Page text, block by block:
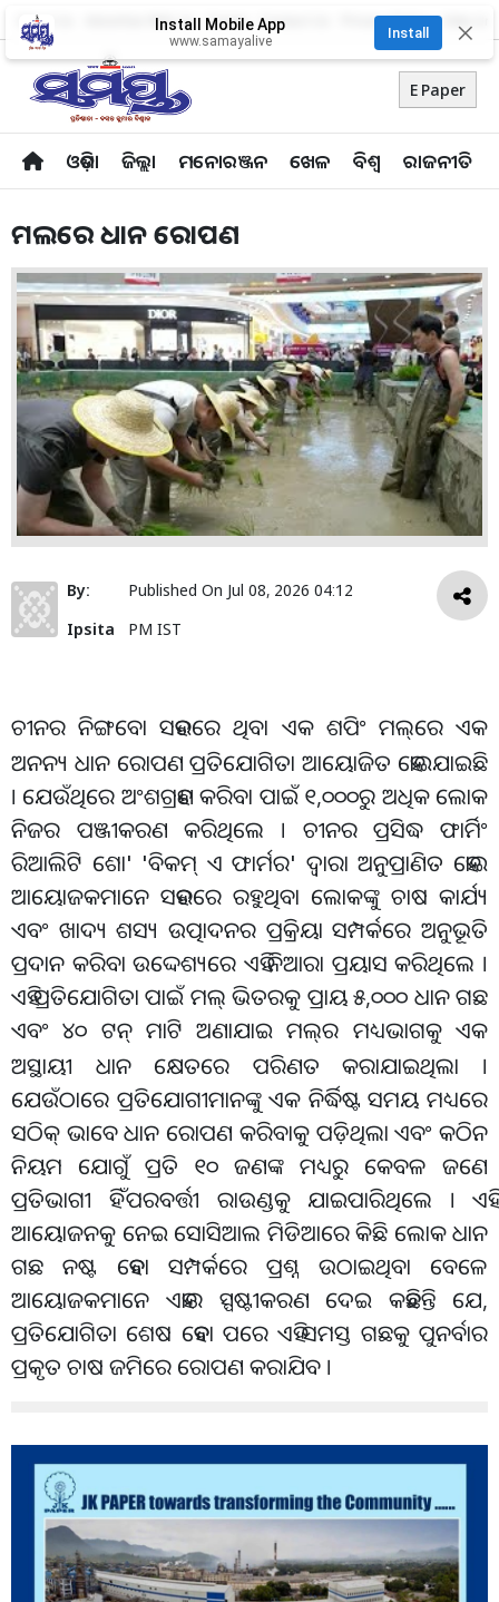
About Us Advertise With Us Career Contact Us Privacy Policy
E Paper
ଓଡ଼ିଶା ଜିଲ୍ଲା ମନୋରଞ୍ଜନ ଖେଳ ବିଶ୍ବ ରାଜନୀତି
Install Mobile App
www.samayalive
Install ✕
ମଲରେ ଧାନ ରୋପଣ
By:
Ipsita
Published On Jul 08, 2026 04:12
PM IST
ଚୀନର ନିଙ୍ଗବୋ ସହରରେ ଥିବା ଏକ ଶପିଂ ମଲ୍ରେ ଏକ
ଅନନ୍ୟ ଧାନ ରୋପଣ ପ୍ରତିଯୋଗିତା ଆୟୋଜିତ ହୋଇଯାଇଛି
। ଯେଉଁଥିରେ ଅଂଶଗ୍ରହଣ କରିବା ପାଇଁ ୧,୦୦୦ରୁ ଅଧିକ ଲୋକ
ନିଜର ପଞ୍ଜୀକରଣ କରିଥିଲେ । ଚୀନର ପ୍ରସିଦ୍ଧ ଫାର୍ମିଂ
ରିଆଲିଟି ଶୋ' 'ବିକମ୍ ଏ ଫାର୍ମର' ଦ୍ୱାରା ଅନୁପ୍ରାଣିତ ହୋଇ
ଆୟୋଜକମାନେ ସହରରେ ରହୁଥିବା ଲୋକଙ୍କୁ ଚାଷ କାର୍ଯ୍ୟ
ଏବଂ ଖାଦ୍ୟ ଶସ୍ୟ ଉତ୍ପାଦନର ପ୍ରକ୍ରିୟା ସମ୍ପର୍କରେ ଅନୁଭୂତି
ପ୍ରଦାନ କରିବା ଉଦ୍ଦେଶ୍ୟରେ ଏହି ନିଆରା ପ୍ରୟାସ କରିଥିଲେ ।
ଏହି ପ୍ରତିଯୋଗିତା ପାଇଁ ମଲ୍ ଭିତରକୁ ପ୍ରାୟ ୫,୦୦୦ ଧାନ ଗଛ
ଏବଂ ୪୦ ଟନ୍ ମାଟି ଅଣାଯାଇ ମଲ୍ର ମଧ୍ୟଭାଗକୁ ଏକ
ଅସ୍ଥାୟୀ ଧାନ କ୍ଷେତରେ ପରିଣତ କରାଯାଇଥିଲା ।
ଯେଉଁଠାରେ ପ୍ରତିଯୋଗୀମାନଙ୍କୁ ଏକ ନିର୍ଦ୍ଧିଷ୍ଟ ସମୟ ମଧ୍ୟରେ
ସଠିକ୍ ଭାବେ ଧାନ ରୋପଣ କରିବାକୁ ପଡ଼ିଥିଲା ଏବଂ କଠିନ
ନିୟମ ଯୋଗୁଁ ପ୍ରତି ୧୦ ଜଣଙ୍କ ମଧ୍ୟରୁ କେବଳ ଜଣେ
ପ୍ରତିଭାଗୀ ହିଁ ପରବର୍ତ୍ତୀ ରାଉଣ୍ଡକୁ ଯାଇପାରିଥିଲେ । ଏହି
ଆୟୋଜନକୁ ନେଇ ସୋସିଆଲ ମିଡିଆରେ କିଛି ଲୋକ ଧାନ
ଗଛ ନଷ୍ଟ ହେବା ସମ୍ପର୍କରେ ପ୍ରଶ୍ନ ଉଠାଇଥିବା ବେଳେ
ଆୟୋଜକମାନେ ଏହାର ସ୍ପଷ୍ଟୀକରଣ ଦେଇ କହିଛନ୍ତି ଯେ,
ପ୍ରତିଯୋଗିତା ଶେଷ ହେବା ପରେ ଏହି ସମସ୍ତ ଗଛକୁ ପୁନର୍ବାର
ପ୍ରକୃତ ଚାଷ ଜମିରେ ରୋପଣ କରାଯିବ ।